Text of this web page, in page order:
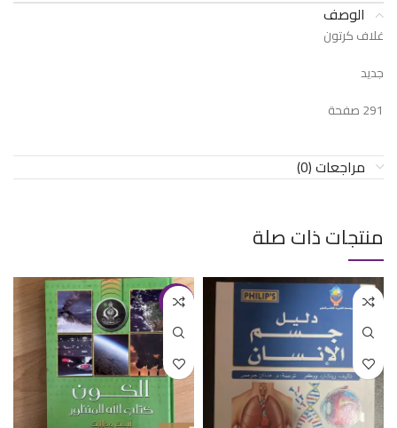
الوصف
غلاف كرتون
جديد
291 صفحة
مراجعات (0)
منتجات ذات صلة
-11%